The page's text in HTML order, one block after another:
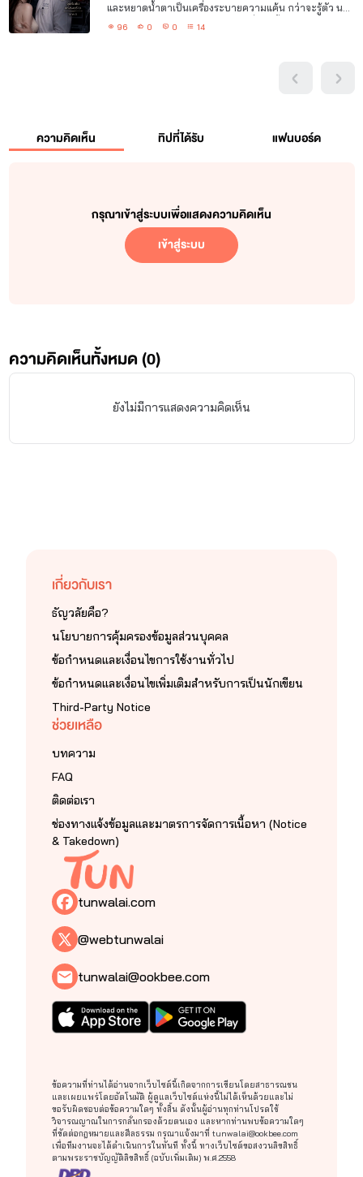
และหยาดน้ำตาเป็นเครื่องระบายความแค้น กว่าจะรู้ตัว นก
น้อยในกรงได้บินหนีพร้อมกับหัวใจที่บอบช้ำเหลือไว้เพียง
96 0 0 14
ความคิดเห็น ทิปที่ได้รับ แฟนบอร์ด
กรุณาเข้าสู่ระบบเพื่อแสดงความคิดเห็น
เข้าสู่ระบบ
ความคิดเห็นทั้งหมด (0)
ยังไม่มีการแสดงความคิดเห็น
เกี่ยวกับเรา
ธัญวลัยคือ?
นโยบายการคุ้มครองข้อมูลส่วนบุคคล
ข้อกำหนดและเงื่อนไขการใช้งานทั่วไป
ข้อกำหนดและเงื่อนไขเพิ่มเติมสำหรับการเป็นนักเขียน
Third-Party Notice
ช่วยเหลือ
บทความ
FAQ
ติดต่อเรา
ช่องทางแจ้งข้อมูลและมาตรการจัดการเนื้อหา (Notice
& Takedown)
tunwalai.com
@webtunwalai
tunwalai@ookbee.com
ข้อความที่ท่านได้อ่านจากเว็บไซต์นี้เกิดจากการเขียนโดยสาธารณชน
และเผยแพร่โดยอัตโนมัติ ผู้ดูแลเว็บไซต์แห่งนี้ไม่ได้เห็นด้วยและไม่
ขอรับผิดชอบต่อข้อความใดๆ ทั้งสิ้น ดังนั้นผู้อ่านทุกท่านโปรดใช้
วิจารณญาณในการกลั่นกรองด้วยตนเอง และหากท่านพบข้อความใดๆ
ที่ขัดต่อกฎหมายและศีลธรรม กรุณาแจ้งมาที่ tunwalai@ookbee.com
เพื่อทีมงานจะได้ดำเนินการในทันที ทั้งนี้ ทางเว็บไซต์ขอสงวนลิขสิทธิ์
ตามพระราชบัญญัติลิขสิทธิ์ (ฉบับเพิ่มเติม) พ.ศ.2558